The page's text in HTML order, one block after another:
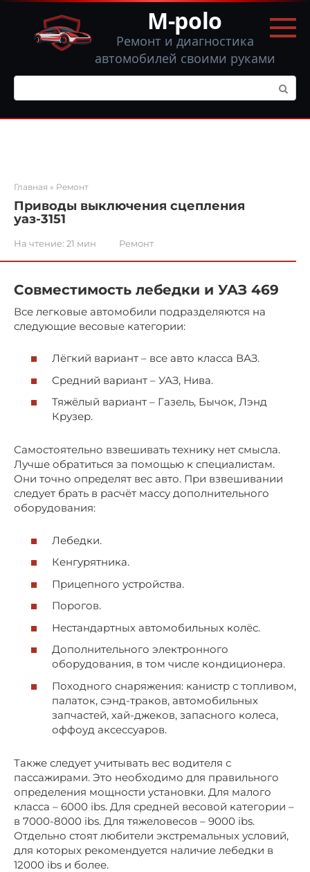
Перейти
контенту
M-polo
Ремонт и диагностика
автомобилей своими руками
Поиск:
Главная » Ремонт
Приводы выключения сцепления
уаз-3151
На чтение: 21 мин Ремонт
Совместимость лебедки и УАЗ 469
Все легковые автомобили подразделяются на
следующие весовые категории:
Лёгкий вариант – все авто класса ВАЗ.
Средний вариант – УАЗ, Нива.
Тяжёлый вариант – Газель, Бычок, Лэнд
Крузер.
Самостоятельно взвешивать технику нет смысла.
Лучше обратиться за помощью к специалистам.
Они точно определят вес авто. При взвешивании
следует брать в расчёт массу дополнительного
оборудования:
Лебедки.
Кенгурятника.
Прицепного устройства.
Порогов.
Нестандартных автомобильных колёс.
Дополнительного электронного
оборудования, в том числе кондиционера.
Походного снаряжения: канистр с топливом,
палаток, сэнд-траков, автомобильных
запчастей, хай-джеков, запасного колеса,
оффоуд аксессуаров.
Также следует учитывать вес водителя с
пассажирами. Это необходимо для правильного
определения мощности установки. Для малого
класса – 6000 ibs. Для средней весовой категории –
в 7000-8000 ibs. Для тяжеловесов – 9000 ibs.
Отдельно стоят любители экстремальных условий,
для которых рекомендуется наличие лебедки в
12000 ibs и более.